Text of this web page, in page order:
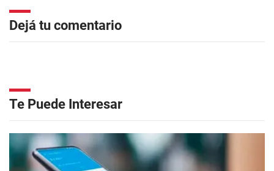
Dejá tu comentario
Te Puede Interesar